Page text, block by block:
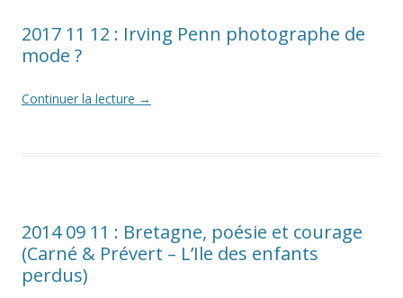
2017 11 12 : Irving Penn photographe de
mode ?
Continuer la lecture →
2014 09 11 : Bretagne, poésie et courage
(Carné & Prévert – L’Ile des enfants
perdus)